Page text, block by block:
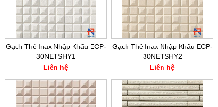
Gạch Thẻ Inax Nhập Khẩu ECP-
30NETSHY1
Liên hệ
Gạch Thẻ Inax Nhập Khẩu ECP-
30NETSHY2
Liên hệ